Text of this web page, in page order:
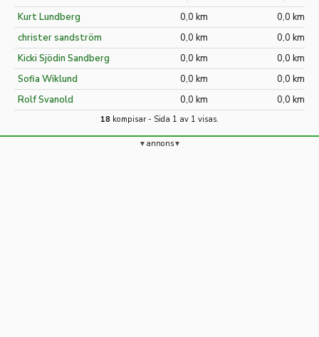
18 kompisar - Sida 1 av 1 visas.
Kurt Lundberg
0,0 km
0,0 km
christer sandström
0,0 km
0,0 km
Kicki Sjödin Sandberg
0,0 km
0,0 km
Sofia Wiklund
0,0 km
0,0 km
Rolf Svanold
0,0 km 0,0 km
annons